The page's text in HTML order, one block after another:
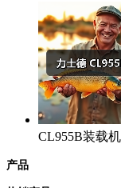
CL955B装载
产品